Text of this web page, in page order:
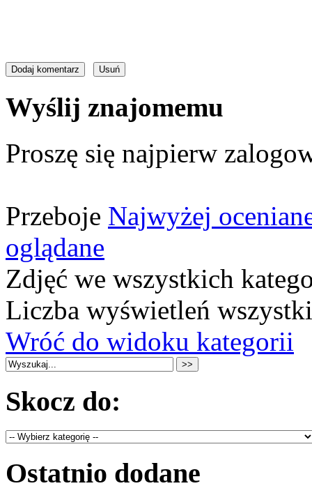
Wyślij znajomemu
Proszę się najpierw
Przeboje Najwyżej
oglądane
Zdjęć we wszystkich
Liczba wyświetleń
Wróć do widoku kategorii
Skocz do:
Ostatnio dodane